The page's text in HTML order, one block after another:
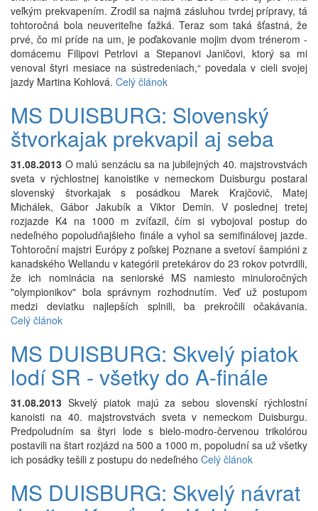
veľkým prekvapením. Zrodil sa najmä zásluhou tvrdej prípravy, tá
tohtoročná bola neuveriteľne ťažká. Teraz som taká šťastná, že
prvé, čo mi príde na um, je poďakovanie mojim dvom trénerom -
domácemu Filipovi Petrlovi a Stepanovi Janičovi, ktorý sa mi
venoval štyri mesiace na sústredeniach,“ povedala v cieli svojej
jazdy Martina Kohlová. Celý článok
MS DUISBURG: Slovenský
štvorkajak prekvapil aj seba
31.08.2013 O malú senzáciu sa na jubilejných 40. majstrovstvách
sveta v rýchlostnej kanoistike v nemeckom Duisburgu postaral
slovenský štvorkajak s posádkou Marek Krajčovič, Matej
Michálek, Gábor Jakubík a Viktor Demin. V poslednej tretej
rozjazde K4 na 1000 m zvíťazil, čím si vybojoval postup do
nedeľného popoludňajšieho finále a vyhol sa semifinálovej jazde.
Tohtoroční majstri Európy z poľskej Poznane a svetoví šampióni z
kanadského Wellandu v kategórii pretekárov do 23 rokov potvrdili,
že ich nominácia na seniorské MS namiesto minuloročných
"olympionikov" bola správnym rozhodnutím. Veď už postupom
medzi deviatku najlepších splnili, ba prekročili očakávania.
Celý článok
MS DUISBURG: Skvelý piatok
lodí SR - všetky do A-finále
31.08.2013 Skvelý piatok majú za sebou slovenskí rýchlostní
kanoisti na 40. majstrovstvách sveta v nemeckom Duisburgu.
Predpoludním sa štyri lode s bielo-modro-červenou trikolórou
postavili na štart rozjázd na 500 a 1000 m, popoludní sa už všetky
ich posádky tešili z postupu do nedeľného Celý článok
MS DUISBURG: Skvelý návrat